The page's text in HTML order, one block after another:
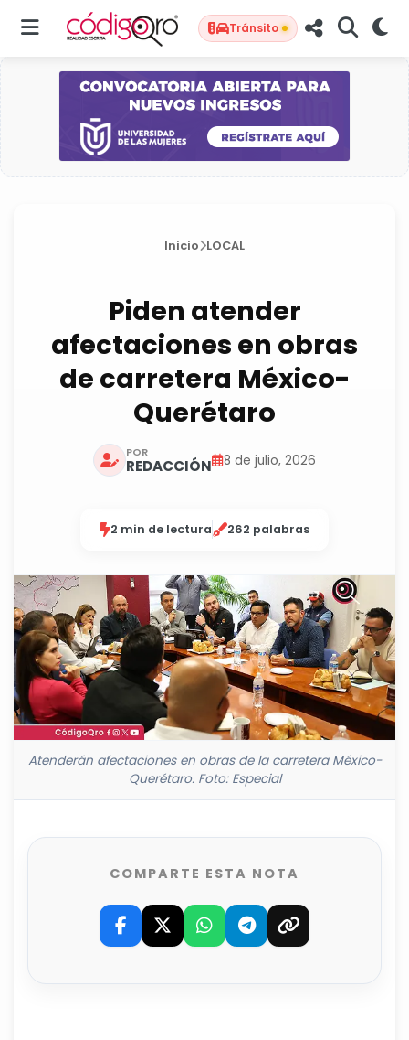
Tránsito
Inicio LOCAL
Piden atender
afectaciones en obras
de carretera México-
Querétaro
POR
REDACCIÓN 8 de julio, 2026
2 min de lectura 262 palabras
Atenderán afectaciones en obras de la carretera México-
Querétaro. Foto: Especial
COMPARTE ESTA NOTA